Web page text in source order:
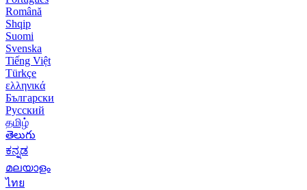
Română
Shqip
Suomi
Svenska
Tiếng Việt
Türkçe
ελληνικά
Български
Русский
தமிழ்
తెలుగు
ಕನ್ನಡ
മലയാളം
ไทย